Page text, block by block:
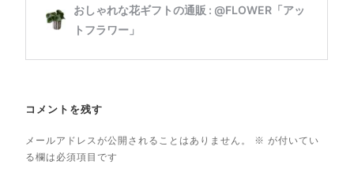
コメントを残す
メールアドレスが公開されることはありません。 ※ が付いてい
る欄は必須項目です